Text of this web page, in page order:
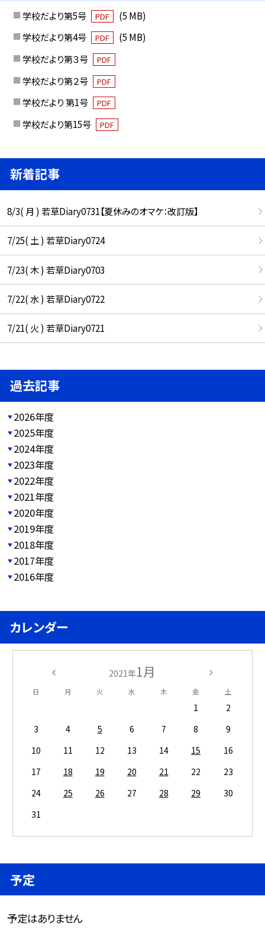
学校だより第5号 PDF
(5 MB)
学校だより第4号
PDF
(5 MB)
学校だより第３号
PDF
学校だより第２号 PDF
学校だより 第1号 PDF
学校だより第15号 PDF
新着記事
8/3( 月 ) 若草Diary0731【夏休みのオマケ：改訂版】
7/25( 土 ) 若草Diary0724
7/23( 木 ) 若草Diary0703
7/22( 水 ) 若草Diary0722
7/21( 火 ) 若草Diary0721
過去記事
2026年度
2025年度
2024年度
2023年度
2022年度
2021年度
2020年度
2019年度
2018年度
2017年度
2016年度
カレンダー
2021年1月
日 月 火 水 木 金 土
1
2
3
4 5 6 7 8
9
10
11 12 13 14 15
16
17
18 19 20 21 22
23
24
25 26 27 28 29
30
31
予定
予定はありません